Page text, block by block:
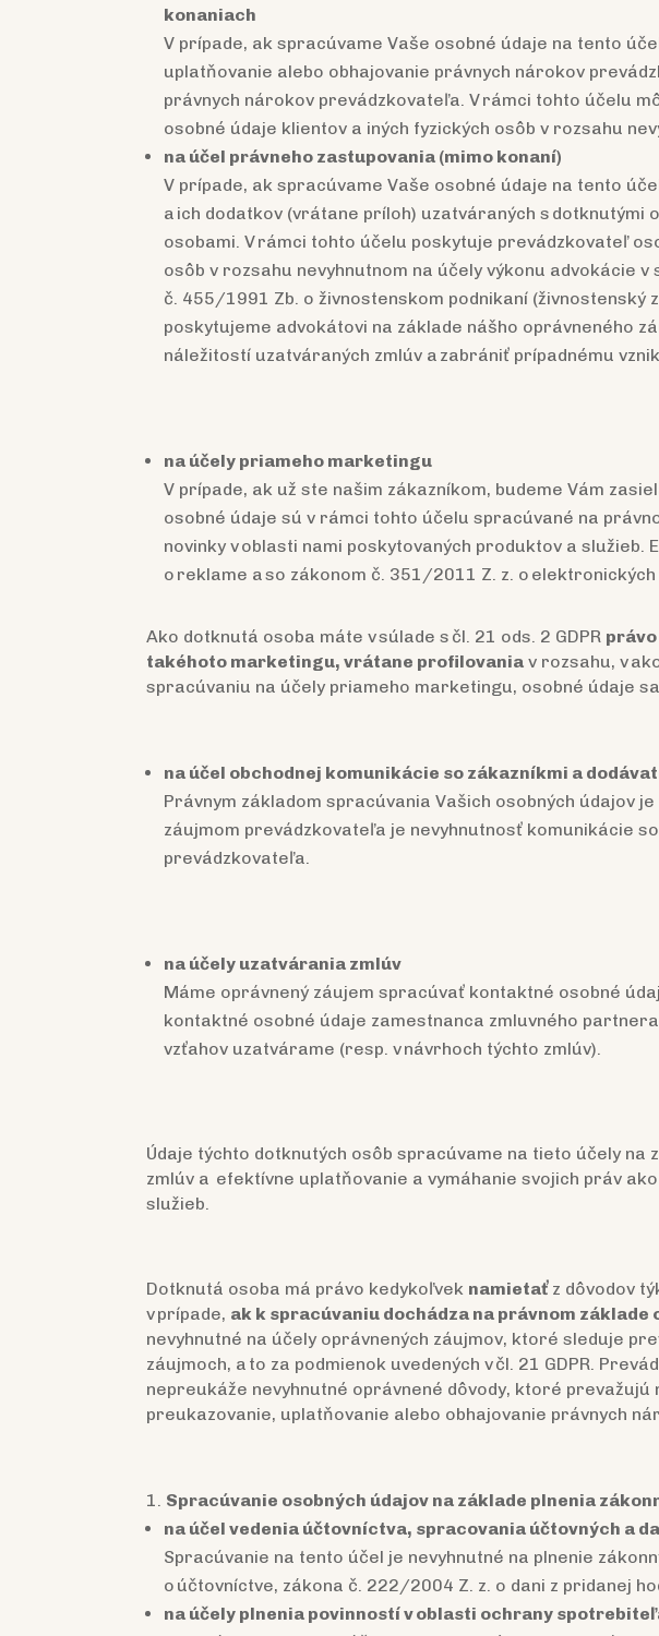
konaniach
V prípade, ak spracúvame Vaše osobné údaje na tento
uplatňovanie alebo obhajovanie právnych nárokov
právnych nárokov prevádzkovateľa. V rámci tohto účelu
osobné údaje klientov a iných fyzických osôb v rozsahu
na účel právneho zastupovania (mimo konaní)
V prípade, ak spracúvame Vaše osobné údaje na tento
a ich dodatkov (vrátane príloh) uzatváraných s
osobami. V rámci tohto účelu poskytuje prevádzkovateľ
osôb v rozsahu nevyhnutnom na účely výkonu advokácie
č. 455/1991 Zb. o živnostenskom podnikaní (živnostenský
poskytujeme advokátovi na základe nášho oprávneného
náležitostí uzatváraných zmlúv a zabrániť prípadnému
na účely priameho marketingu
V prípade, ak už ste našim zákazníkom, budeme Vám
osobné údaje sú v rámci tohto účelu spracúvané na
novinky v oblasti nami poskytovaných produktov a
o reklame a so zákonom č. 351/2011 Z. z. o elektronických
Ako dotknutá osoba máte v súlade s čl. 21 ods. 2 GDPR
takéhoto marketingu, vrátane profilovania v rozsahu, v
spracúvaniu na účely priameho marketingu, osobné údaje
na účel obchodnej komunikácie so zákazníkmi a
Právnym základom spracúvania Vašich osobných údajov
záujmom prevádzkovateľa je nevyhnutnosť komunikácie
prevádzkovateľa.
na účely uzatvárania zmlúv
Máme oprávnený záujem spracúvať kontaktné osobné
kontaktné osobné údaje zamestnanca zmluvného
vzťahov uzatvárame (resp. v návrhoch týchto zmlúv).
Údaje týchto dotknutých osôb spracúvame na tieto účely
zmlúv a efektívne uplatňovanie a vymáhanie svojich práv
služieb.
Dotknutá osoba má právo kedykoľvek namietaťz dôvodov
v prípade, ak k spracúvaniu dochádza na právnom základe
nevyhnutné na účely oprávnených záujmov, ktoré sleduje
záujmoch, a to za podmienok uvedených v čl. 21 GDPR.
nepreukáže nevyhnutné oprávnené dôvody, ktoré
preukazovanie, uplatňovanie alebo obhajovanie právnych
Spracúvanie osobných údajov na základe plnenia
na účel vedenia účtovníctva, spracovania účtovných a
Spracúvanie na tento účel je nevyhnutné na plnenie
o účtovníctve, zákona č. 222/2004 Z. z. o dani z pridanej
na účely plnenia povinností v oblasti ochrany